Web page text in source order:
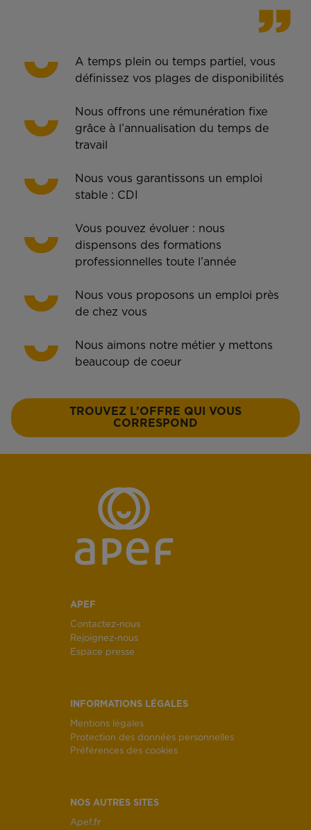
A temps plein ou temps partiel, vous
définissez vos plages de disponibilités
Nous offrons une rémunération fixe
grâce à l’annualisation du temps de
travail
Nous vous garantissons un emploi
stable : CDI
Vous pouvez évoluer : nous
dispensons des formations
professionnelles toute l’année
Nous vous proposons un emploi près
de chez vous
Nous aimons notre métier y mettons
beaucoup de coeur
TROUVEZ L’OFFRE QUI VOUS
CORRESPOND
APEF
Contactez-nous
Rejoignez-nous
Espace presse
INFORMATIONS LÉGALES
Mentions légales
Protection des données personnelles
Préférences des cookies
NOS AUTRES SITES
Apef.fr